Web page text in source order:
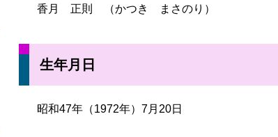
香月 正則 （かつき まさのり）
生年月日
昭和47年（1972年）7月20日